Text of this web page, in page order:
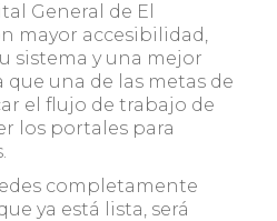
General de El
mayor accesibilidad,
sistema y una mejor
que una de las metas de
el flujo de trabajo de
los portales para
completamente
ya está lista, será